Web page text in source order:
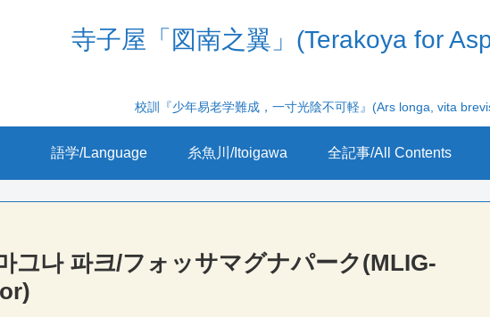
寺子屋「図南之翼」(Terakoya for
校訓『少年易老学難成，一寸光陰不可軽』(Ars longa, vita
語学/Language 糸魚川/Itoigawa 全記事/All Contents
그나 파크/フォッサマグナパーク(MLIG-